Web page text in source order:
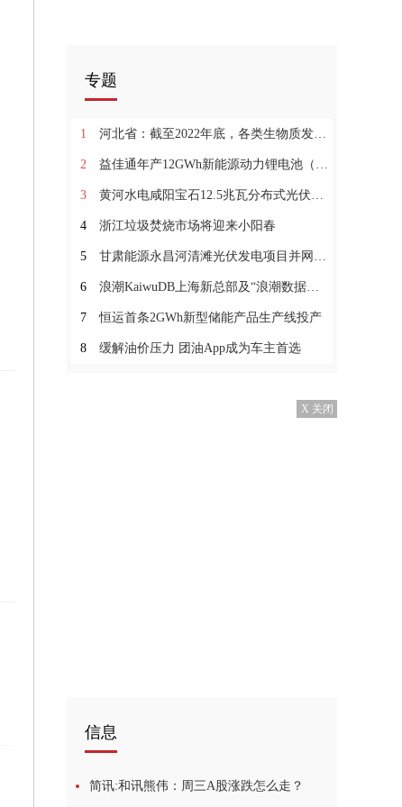
专题
1 河北省：截至2022年底，各类生物质发电装机容量总计约2191MW
2 益佳通年产12GWh新能源动力锂电池（一期）项目投产
3 黄河水电咸阳宝石12.5兆瓦分布式光伏项目并网发电
4 浙江垃圾焚烧市场将迎来小阳春
5 甘肃能源永昌河清滩光伏发电项目并网发电
6 浪潮KaiwuDB上海新总部及“浪潮数据库产业联合实验室”落成
7 恒运首条2GWh新型储能产品生产线投产
8 缓解油价压力 团油App成为车主首选
X 关闭
信息
简讯:和讯熊伟：周三A股涨跌怎么走？